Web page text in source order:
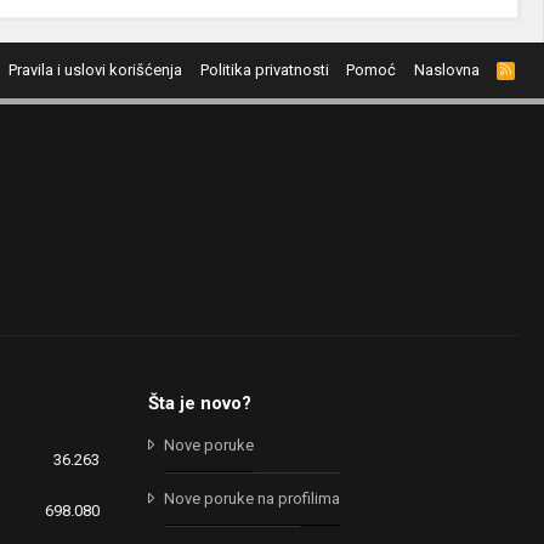
Pravila i uslovi korišćenja Politika privatnosti Pomoć Naslovna
R
S
S
36.263
698.080
Šta je novo?
Nove poruke
Nove poruke na profilima